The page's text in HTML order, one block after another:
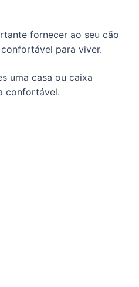
fornecer ao seu cão
para viver.
uma casa ou caixa
confortável.